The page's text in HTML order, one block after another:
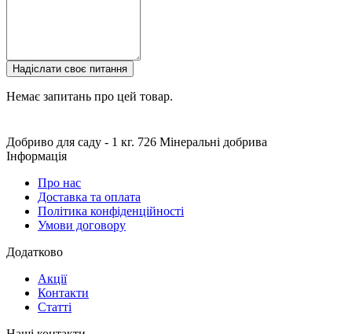
Надіслати своє питання
Немає запитань про цей товар.
Добриво для саду - 1 кг. 726 Мінеральні добрива
Інформація
Про нас
Доставка та оплата
Політика конфіденційності
Умови договору
Додатково
Акції
Контакти
Статті